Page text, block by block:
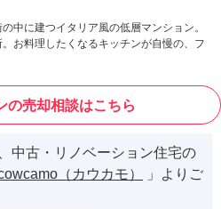
中に建つイタリア風の低層マンション。
お料理したくなるキッチンが自慢の、フ
の売却相談はこちら
中古・リノベーション住宅の
（カウカモ）
」よりご